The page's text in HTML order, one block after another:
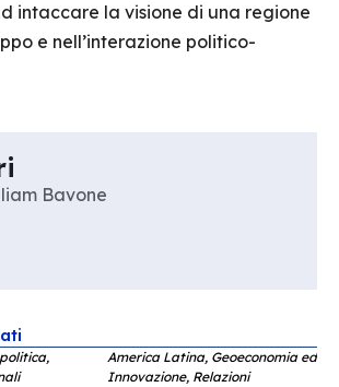
intaccare la visione di una regione
e nell’interazione politico-
Bavone
America Latina, Geoeconomia ed
Innovazione, Relazioni